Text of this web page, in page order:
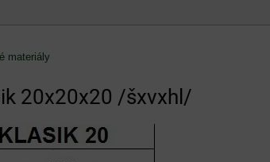
materiály
20x20x20 /šxvxhl/